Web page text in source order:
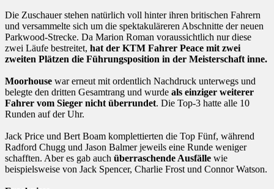
Die Zuschauer stehen natürlich voll hinter ihren britischen Fahrern
und versammelte sich um die spektakuläreren Abschnitte der neuen
Parkwood-Strecke. Da Marion Roman voraussichtlich nur diese
zwei Läufe bestreitet, hat der KTM Fahrer Peace mit zwei
zweiten Plätzen die Führungsposition in der Meisterschaft inne.
Moorhouse war erneut mit ordentlich Nachdruck unterwegs und
belegte den dritten Gesamtrang und wurde als einziger weiterer
Fahrer vom Sieger nicht überrundet. Die Top-3 hatte alle 10
Runden auf der Uhr.
Jack Price und Bert Boam komplettierten die Top Fünf, während
Radford Chugg und Jason Balmer jeweils eine Runde weniger
schafften. Aber es gab auch überraschende Ausfälle wie
beispielsweise von Jack Spencer, Charlie Frost und Connor Watson.